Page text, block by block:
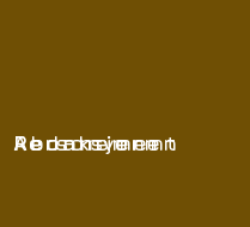
Redaksjonen
Abonnement
Personvern